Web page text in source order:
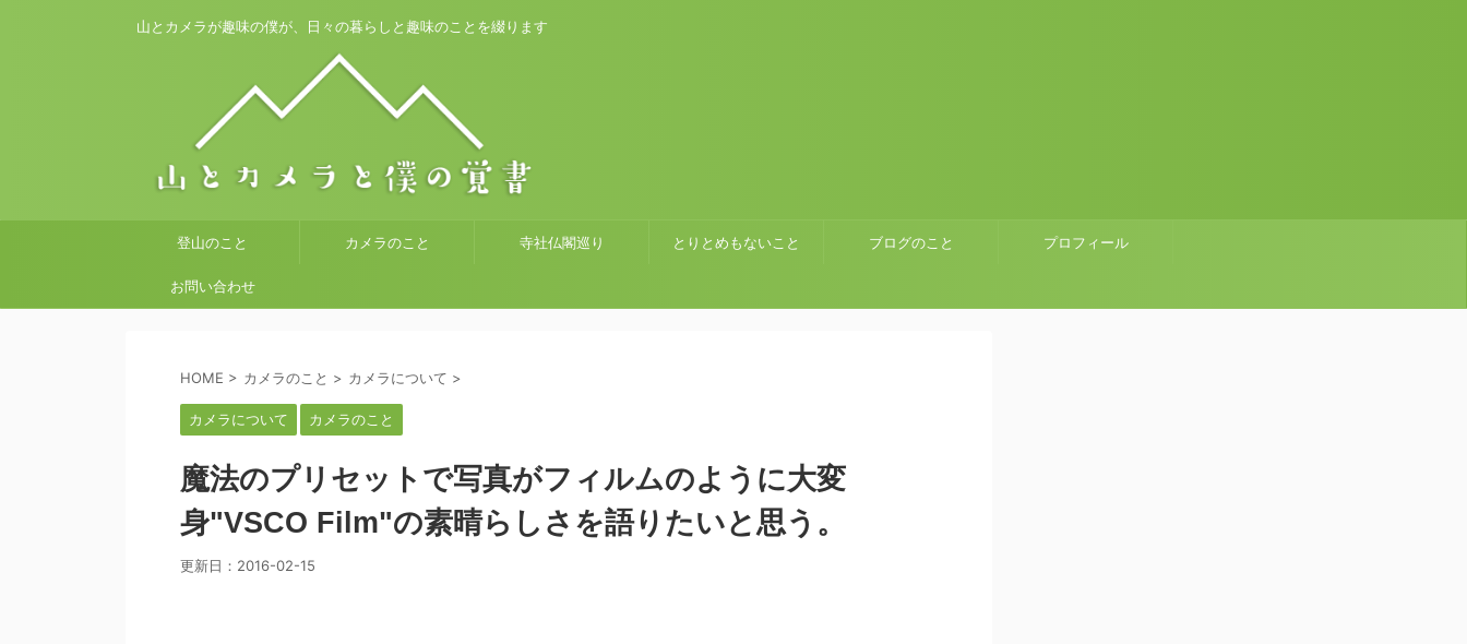
山とカメラが趣味の僕が、日々の暮らしと趣味のことを綴ります
登山のこと カメラのこと 寺社仏閣巡り とりとめもないこと ブログのこと プロフィール
お問い合わせ
HOME > カメラのこと > カメラについて >
カメラについて カメラのこと
魔法のプリセットで写真がフィルムのように大変
身"VSCO Film"の素晴らしさを語りたいと思う。
更新日： 2016-02-15